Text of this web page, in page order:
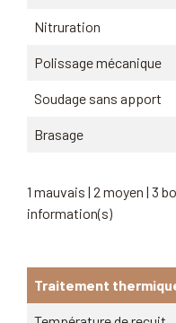
Nitruration
Polissage mécanique
Soudage sans apport
Brasage
1 mauvais | 2 moyen | 3
information(s)
Traitement